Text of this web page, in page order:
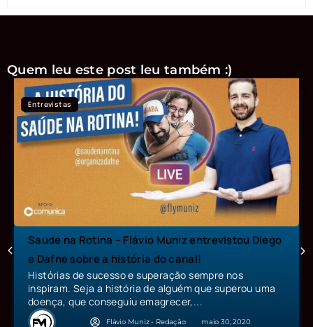
Quem leu este post leu também :)
Entrevistas
Saúde na Rotina – Flávio Muniz entrevistou Diego
e Dafne sobre a história do canal!
Histórias de sucesso e superação sempre nos
inspiram. Seja a história de alguém que superou uma
doença, que conseguiu emagrecer,...
Flávio Muniz - Redação maio 30, 2020